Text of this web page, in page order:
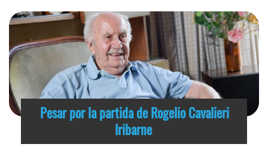
Pesar por la partida de Rogelio Cavalieri
Iribarne